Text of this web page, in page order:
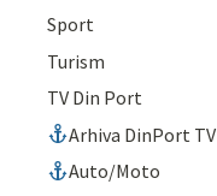
Sport
Turism
TV Din Port
Arhiva DinPort TV
Auto/Moto